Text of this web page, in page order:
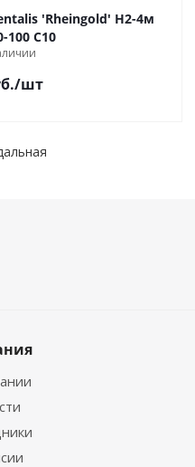
'Rheingold' H2-4м
100 С10
/шт